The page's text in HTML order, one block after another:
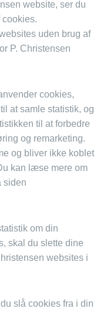
website, ser du
cookies.
uden brug af
P. Christensen
cookies,
at samle statistik, og
til at forbedre
og remarketing.
og bliver ikke koblet
kan læse mere om
siden
om din
skal du slette dine
websites i
slå cookies fra i din